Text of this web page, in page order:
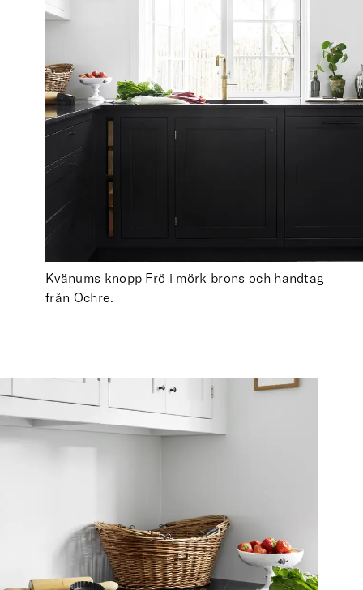
Kvänums knopp Frö i mörk brons och handtag
från Ochre.